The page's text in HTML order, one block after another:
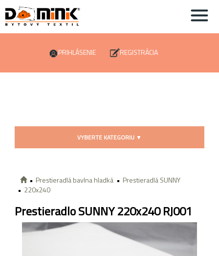
PRIHLÁSENIE REGISTRÁCIA
VYBERTE KATEGORIU ▼
Prestieradlá bavlna hladká
Prestieradlá SUNNY
220x240
Prestieradlo SUNNY 220x240 RJ001